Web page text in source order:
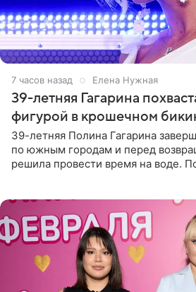
7 часов назад Елена Нужная
39-летняя Гагарина
фигурой в крошечном
39-летняя Полина Гагарина
по южным городам и перед
решила провести время на воде.